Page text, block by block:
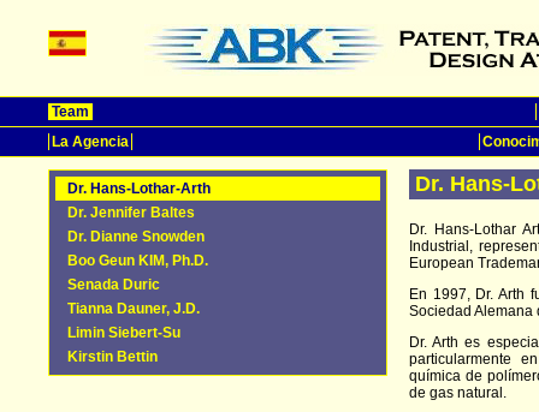
Team
La Agencia
Dr. Hans-Lothar-Arth
Dr. Jennifer Baltes
Dr. Dianne Snowden
Boo Geun KIM, Ph.D.
Senada Duric
Tianna Dauner, J.D.
Limin Siebert-Su
Kirstin Bettin
Dr. Hans-
Dr. Hans-Lothar
Industrial,
European
En 1997, Dr. Arth
Sociedad Alemana
Dr. Arth es
particularmente
química de
de gas natural.